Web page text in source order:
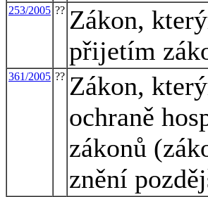
253/2005 ?? Zákon,
přijetím
361/2005 ?? Zákon,
ochraně
zákonů
znění